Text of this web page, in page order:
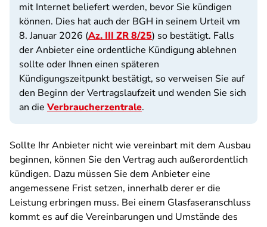
mit Internet beliefert werden, bevor Sie kündigen
können. Dies hat auch der BGH in seinem Urteil vm
8. Januar 2026 (Az. III ZR 8/25) so bestätigt. Falls
der Anbieter eine ordentliche Kündigung ablehnen
sollte oder Ihnen einen späteren
Kündigungszeitpunkt bestätigt, so verweisen Sie auf
den Beginn der Vertragslaufzeit und wenden Sie sich
an die Verbraucherzentrale.
Sollte Ihr Anbieter nicht wie vereinbart mit dem Ausbau
beginnen, können Sie den Vertrag auch außerordentlich
kündigen. Dazu müssen Sie dem Anbieter eine
angemessene Frist setzen, innerhalb derer er die
Leistung erbringen muss. Bei einem Glasfaseranschluss
kommt es auf die Vereinbarungen und Umstände des